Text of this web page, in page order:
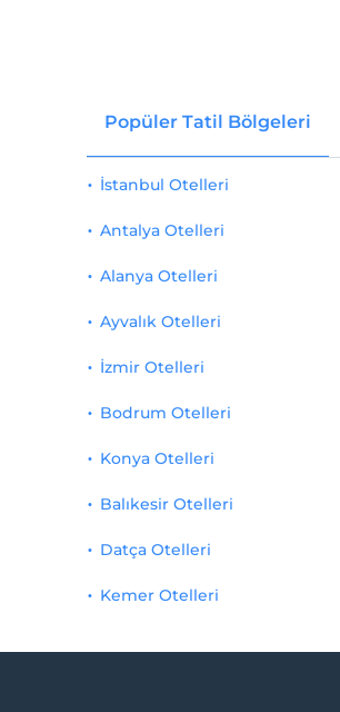
Popüler Tatil Bölgeleri
İstanbul Otelleri
Antalya Otelleri
Alanya Otelleri
Ayvalık Otelleri
İzmir Otelleri
Bodrum Otelleri
Konya Otelleri
Balıkesir Otelleri
Datça Otelleri
Kemer Otelleri